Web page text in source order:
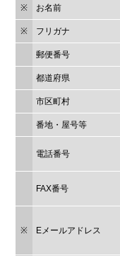
※ お名前
※ フリガナ
郵便番号
都道府県
市区町村
番地・屋号等
電話番号
FAX番号
※ Eメールアドレス